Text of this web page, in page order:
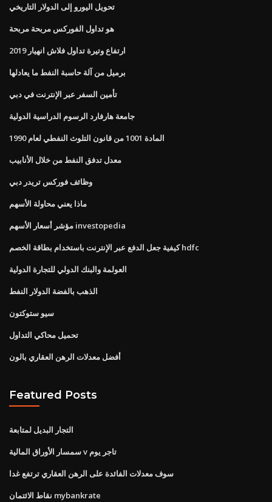
تحويل اليورو إلى الدولار التاريخي
هو تداول الفوركس مربحة مربحة
ارتفاع وتيرة تداول فلاش انهيار 2019
برميل من آلة حاسبة النفط ما يعادلها
تأمين السفر عبر الإنترنت في دبي
جامعة هارفارد الرسوم الدراسية الدولية
المادة 1001 من قانون التلوث النفطي لعام 1990
معدل تدفق النفط من خلال الأنابيب
وظائف فوركس تريدر دبي
ماذا يعني محاولة الأسهم
مؤشر أسعار الأسهم investopedia
كيفية جعل الدفع عبر الإنترنت باستخدام بطاقة الخصم hdfc
العولمة والبنك الدولي للتجارة الدولية
الذهب بالفضة الدولار النفط
سيو ستوكتون
تحميل محاكي التداول
أفضل معدلات الرهن العقاري بالون
Featured Posts
التجار البديل لمتابعة
سمسار الأوراق المالية v تاجر يوم
سوف معدلات الفائدة على الرهن العقاري ترتفع غدا
نقاط الائتمان mybankrate